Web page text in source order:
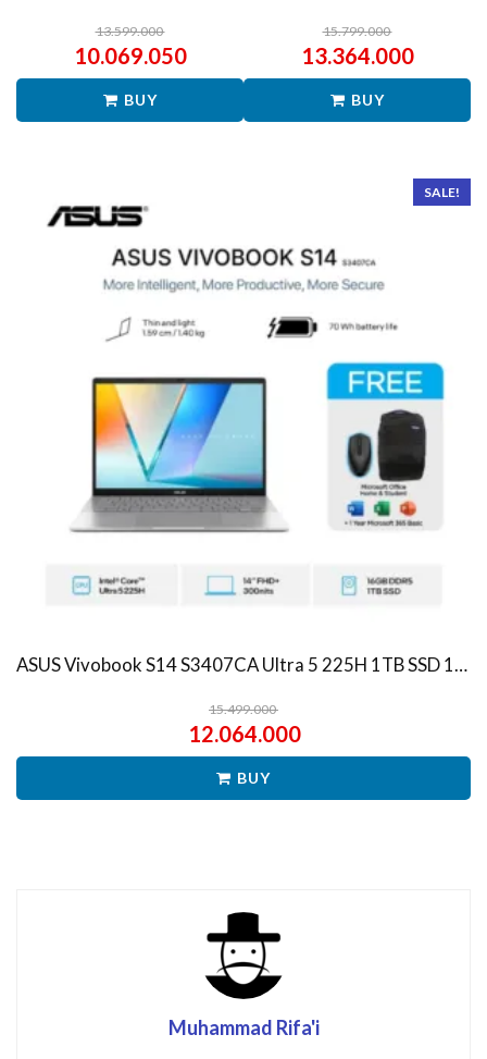
13.599.000
10.069.050
BUY
15.799.000
13.364.000
BUY
SALE!
ASUS Vivobook S14 S3407CA Ultra 5 225H 1TB SSD 16GB WUXGA IPS Win11+OHS
15.499.000
12.064.000
BUY
Muhammad Rifa'i